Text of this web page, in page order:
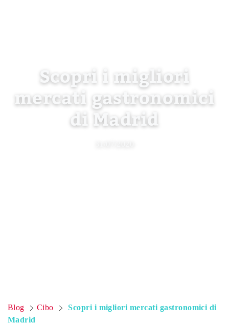
Scopri i migliori
mercati gastronomici
di Madrid
Blog Cibo
Scopri i migliori mercati gastronomici di
Madrid